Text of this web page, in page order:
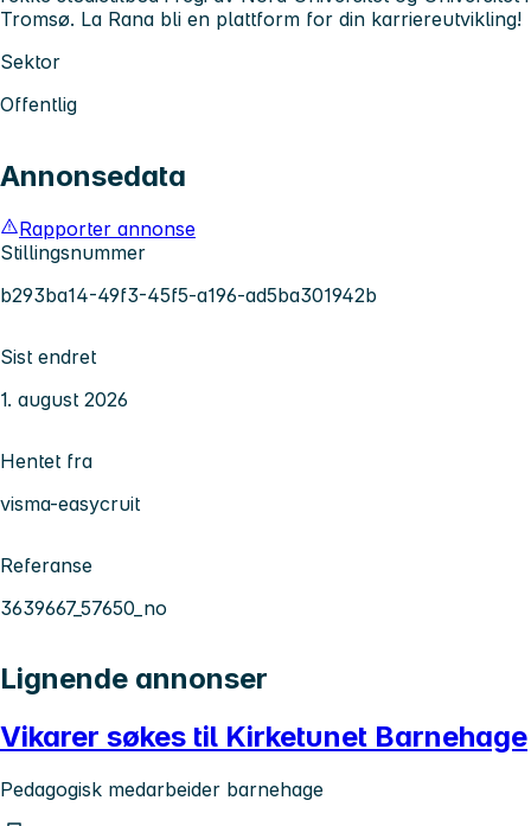
Tromsø. La Rana bli en plattform for din karriereutvikling!
Sektor
Offentlig
Annonsedata
Rapporter annonse
Stillingsnummer
b293ba14-49f3-45f5-a196-ad5ba301942b
Sist endret
1. august 2026
Hentet fra
visma-easycruit
Referanse
3639667_57650_no
Lignende annonser
Vikarer søkes til Kirketunet Barnehage
Pedagogisk medarbeider barnehage